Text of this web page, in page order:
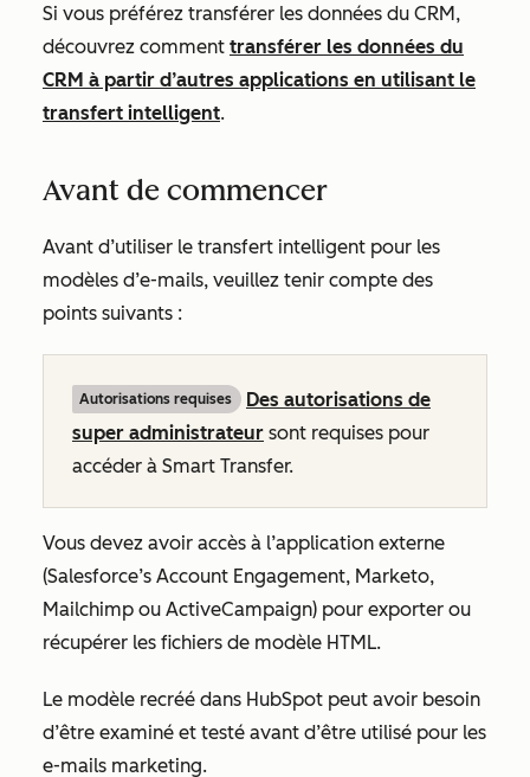
Si vous préférez transférer les données du CRM,
découvrez comment transférer les données du
CRM à partir d’autres applications en utilisant le
transfert intelligent.
Avant de commencer
Avant d’utiliser le transfert intelligent pour les
modèles d’e-mails, veuillez tenir compte des
points suivants :
Autorisations requises
Des autorisations de
super administrateur sont requises pour
accéder à Smart Transfer.
Vous devez avoir accès à l’application externe
(Salesforce’s Account Engagement, Marketo,
Mailchimp ou ActiveCampaign) pour exporter ou
récupérer les fichiers de modèle HTML.
Le modèle recréé dans HubSpot peut avoir besoin
d’être examiné et testé avant d’être utilisé pour les
e-mails marketing.